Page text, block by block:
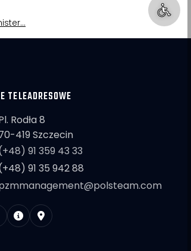
TELEADRESOWE
Rodła 8
419 Szczecin
91 359 43 33
91 35 942 88